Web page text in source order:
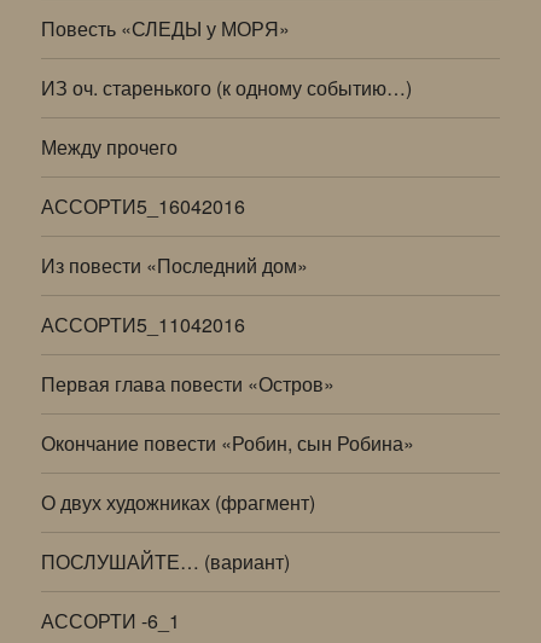
Повесть «СЛЕДЫ у МОРЯ»
ИЗ оч. старенького (к одному событию…)
Между прочего
АССОРТИ5_16042016
Из повести «Последний дом»
АССОРТИ5_11042016
Первая глава повести «Остров»
Окончание повести «Робин, сын Робина»
О двух художниках (фрагмент)
ПОСЛУШАЙТЕ… (вариант)
АССОРТИ -6_1